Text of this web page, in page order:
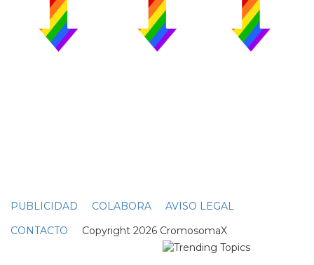
PUBLICIDAD COLABORA
AVISO LEGAL
CONTACTO Copyright 2026 CromosomaX